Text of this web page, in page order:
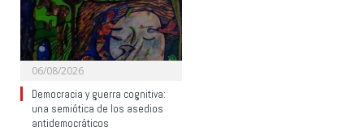
06/08/2026
Democracia y guerra cognitiva:
una semiótica de los asedios
antidemocráticos